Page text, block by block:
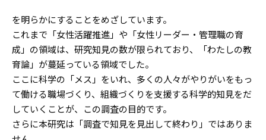
を明らかにすることをめざしています。
これまで「女性活躍推進」や「女性リーダー・管理職の育
成」の領域は、研究知見の数が限られており、「わたしの教
育論」が蔓延っている領域でした。
ここに科学の「メス」をいれ、多くの人々がやりがいをもっ
て働ける職場づくり、組織づくりを支援する科学的知見をだ
していくことが、この調査の目的です。
さらに本研究は「調査で知見を見出して終わり」ではありま